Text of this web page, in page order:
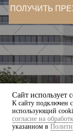
Сайт использует
К cайту подключен
использующий
согласие на
указанном в
ПОЛУЧИТЬ